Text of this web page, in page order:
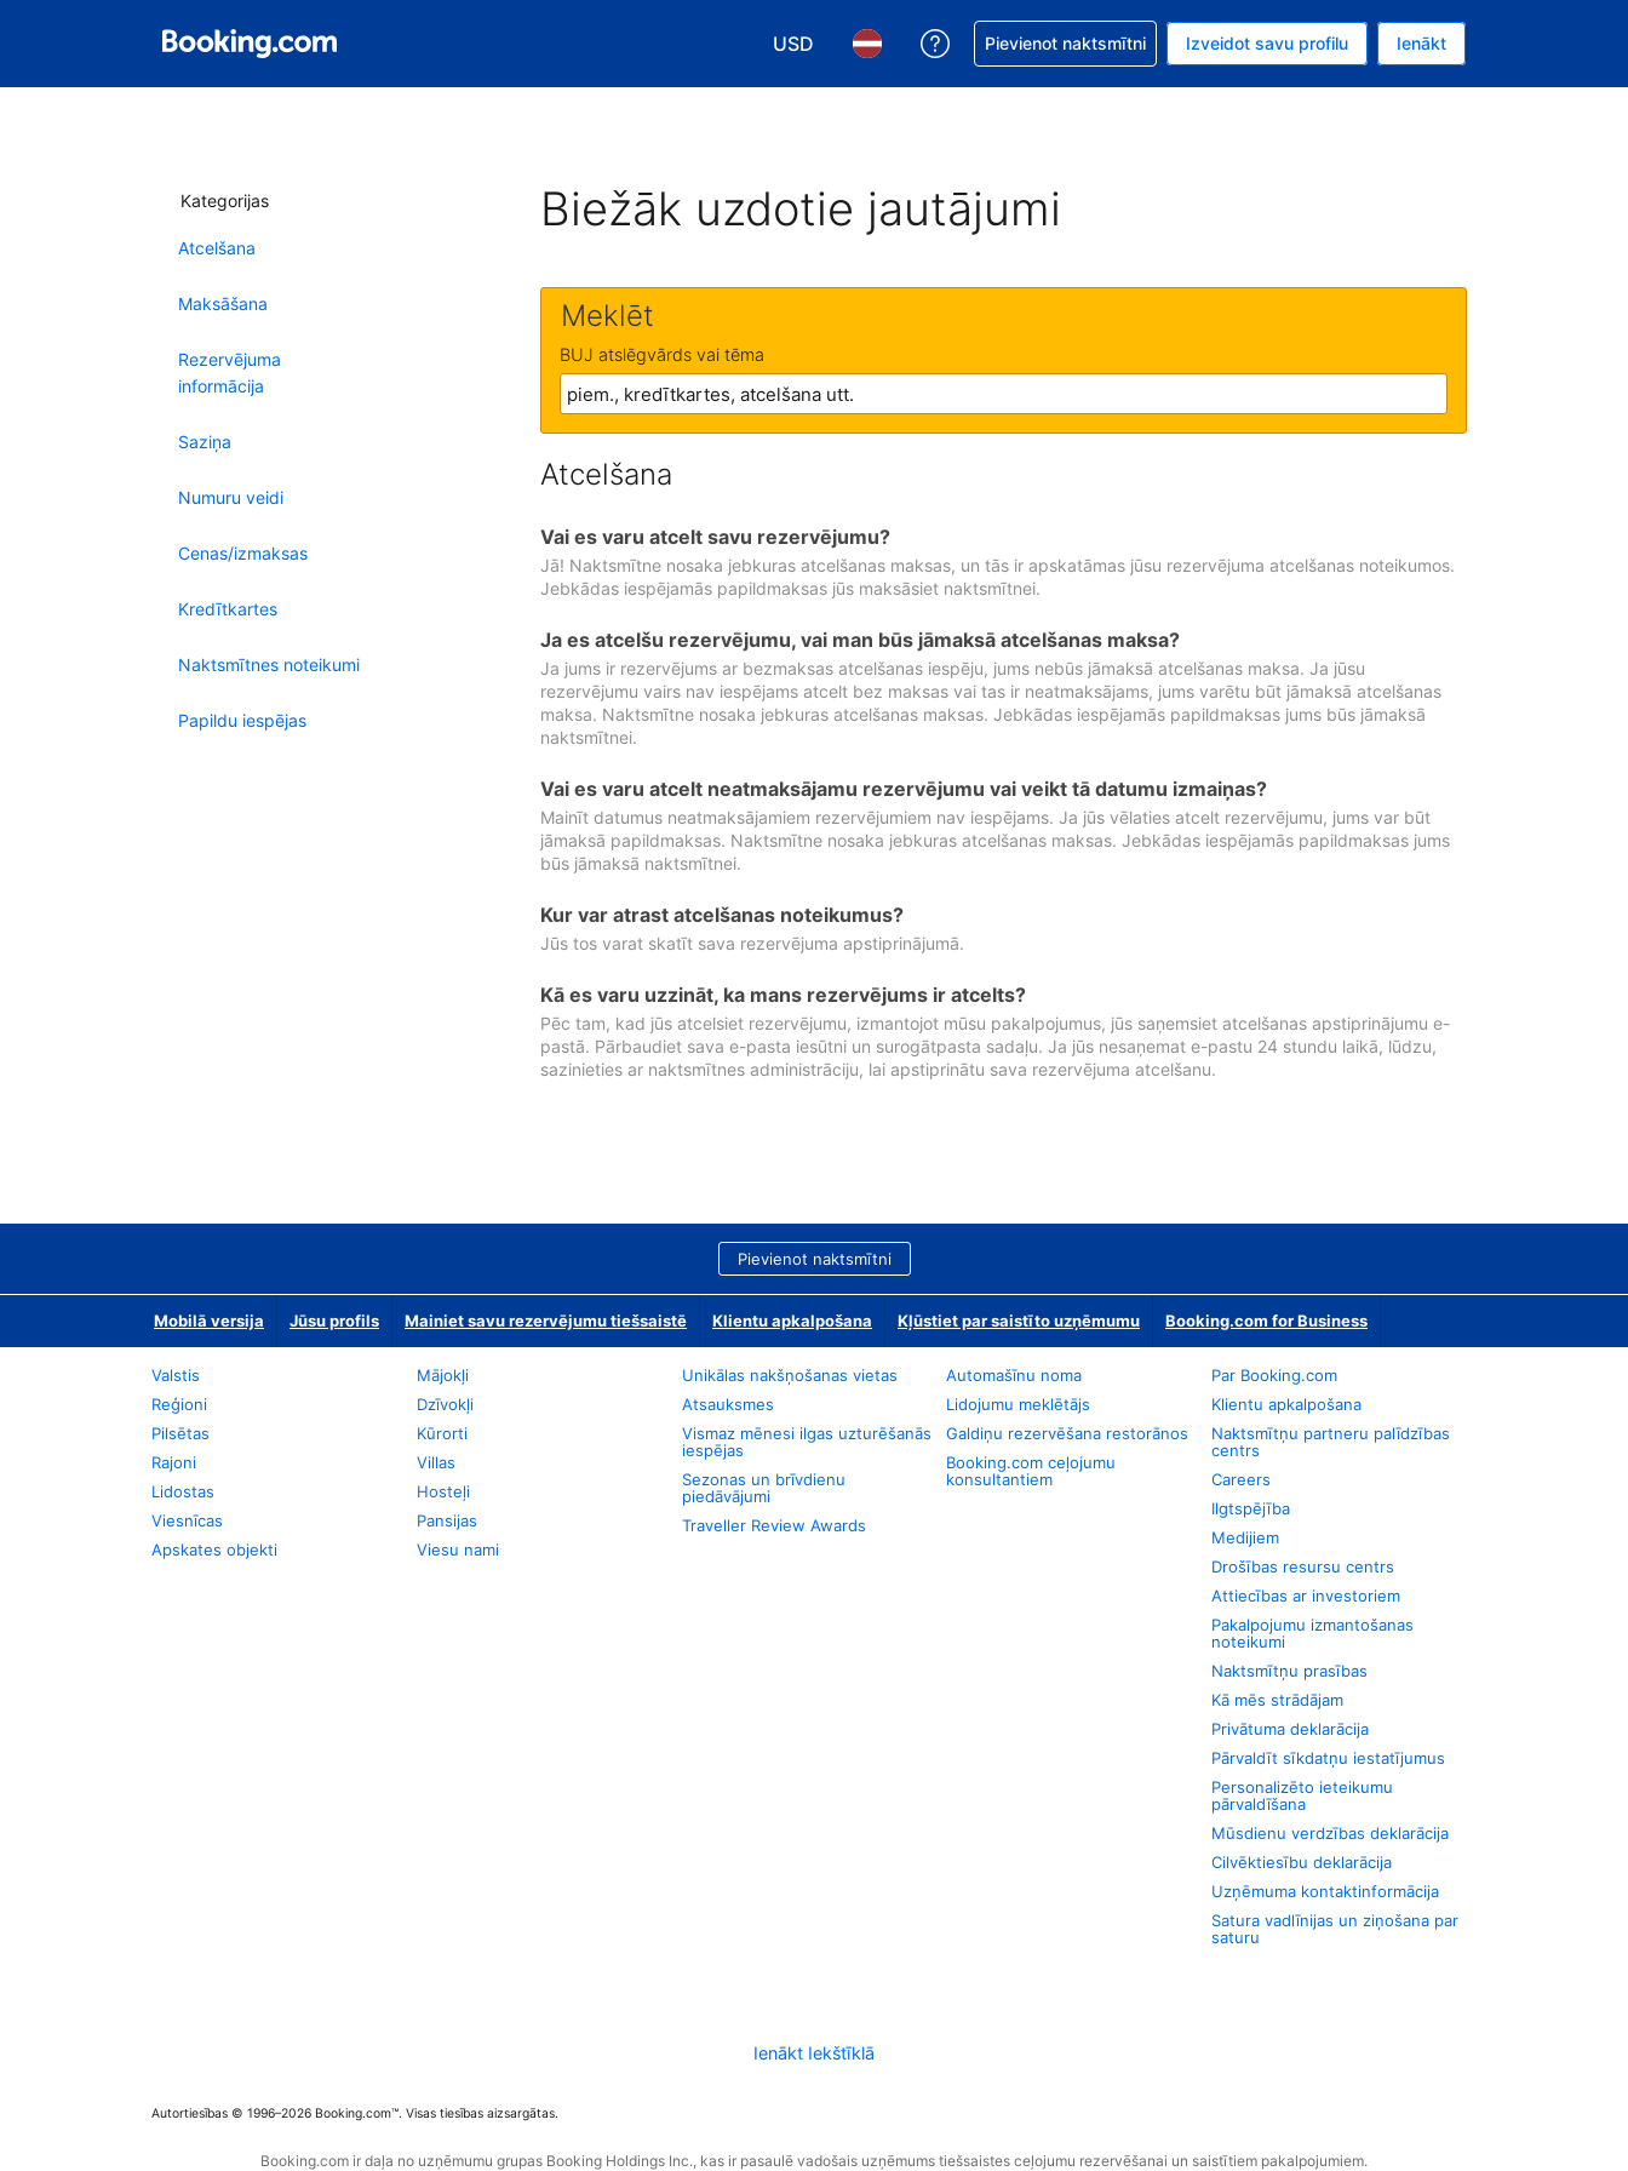
USD
Izvēlēties valūtu. Jūsu pašreizējā valūta ir ASV dolārs.
Izvēlēties valodu. Jūsu pašreizējā valoda ir Latviski.
Saņemiet palīdzību saistībā ar savu rezervējumu.
Pievienot naktsmītni Izveidot savu profilu Ienākt
Kategorijas
Atcelšana
Maksāšana
Rezervējuma
informācija
Saziņa
Numuru veidi
Cenas/izmaksas
Kredītkartes
Naktsmītnes noteikumi
Papildu iespējas
Biežāk uzdotie jautājumi
Meklēt
BUJ atslēgvārds vai tēma
Atcelšana
Vai es varu atcelt savu rezervējumu?
Jā! Naktsmītne nosaka jebkuras atcelšanas maksas, un tās ir apskatāmas jūsu rezervējuma atcelšanas noteikumos.
Jebkādas iespējamās papildmaksas jūs maksāsiet naktsmītnei.
Ja es atcelšu rezervējumu, vai man būs jāmaksā atcelšanas maksa?
Ja jums ir rezervējums ar bezmaksas atcelšanas iespēju, jums nebūs jāmaksā atcelšanas maksa. Ja jūsu
rezervējumu vairs nav iespējams atcelt bez maksas vai tas ir neatmaksājams, jums varētu būt jāmaksā atcelšanas
maksa. Naktsmītne nosaka jebkuras atcelšanas maksas. Jebkādas iespējamās papildmaksas jums būs jāmaksā
naktsmītnei.
Vai es varu atcelt neatmaksājamu rezervējumu vai veikt tā datumu izmaiņas?
Mainīt datumus neatmaksājamiem rezervējumiem nav iespējams. Ja jūs vēlaties atcelt rezervējumu, jums var būt
jāmaksā papildmaksas. Naktsmītne nosaka jebkuras atcelšanas maksas. Jebkādas iespējamās papildmaksas jums
būs jāmaksā naktsmītnei.
Kur var atrast atcelšanas noteikumus?
Jūs tos varat skatīt sava rezervējuma apstiprinājumā.
Kā es varu uzzināt, ka mans rezervējums ir atcelts?
Pēc tam, kad jūs atcelsiet rezervējumu, izmantojot mūsu pakalpojumus, jūs saņemsiet atcelšanas apstiprinājumu e-
pastā. Pārbaudiet sava e-pasta iesūtni un surogātpasta sadaļu. Ja jūs nesaņemat e-pastu 24 stundu laikā, lūdzu,
sazinieties ar naktsmītnes administrāciju, lai apstiprinātu sava rezervējuma atcelšanu.
Pievienot naktsmītni
Mobilā versija Jūsu profils Mainiet savu rezervējumu tiešsaistē Klientu apkalpošana Kļūstiet par saistīto uzņēmumu Booking.com for Business
Valstis
Reģioni
Pilsētas
Rajoni
Lidostas
Viesnīcas
Apskates objekti
Mājokļi
Dzīvokļi
Kūrorti
Villas
Hosteļi
Pansijas
Viesu nami
Unikālas nakšņošanas vietas
Atsauksmes
Vismaz mēnesi ilgas uzturēšanās
iespējas
Sezonas un brīvdienu
piedāvājumi
Traveller Review Awards
Automašīnu noma
Lidojumu meklētājs
Galdiņu rezervēšana restorānos
Booking.com ceļojumu
konsultantiem
Par Booking.com
Klientu apkalpošana
Naktsmītņu partneru palīdzības
centrs
Careers
Ilgtspējība
Medijiem
Drošības resursu centrs
Attiecības ar investoriem
Pakalpojumu izmantošanas
noteikumi
Naktsmītņu prasības
Kā mēs strādājam
Privātuma deklarācija
Pārvaldīt sīkdatņu iestatījumus
Personalizēto ieteikumu
pārvaldīšana
Mūsdienu verdzības deklarācija
Cilvēktiesību deklarācija
Uzņēmuma kontaktinformācija
Satura vadlīnijas un ziņošana par
saturu
Ienākt Iekštīklā
Autortiesības © 1996–2026 Booking.com™. Visas tiesības aizsargātas.
Booking.com ir daļa no uzņēmumu grupas Booking Holdings Inc., kas ir pasaulē vadošais uzņēmums tiešsaistes ceļojumu rezervēšanai un saistītiem pakalpojumiem.